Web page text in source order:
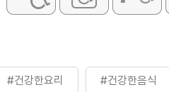
#건강한요리 #건강한음식